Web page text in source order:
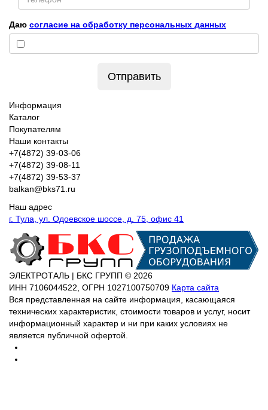
Даю согласие на обработку персональных данных
Отправить
Информация
Каталог
Покупателям
Наши контакты
+7(4872) 39-03-06
+7(4872) 39-08-11
+7(4872) 39-53-37
balkan@bks71.ru
Наш адрес
г. Тула, ул. Одоевское шоссе, д. 75, офис 41
ЭЛЕКТРОТАЛЬ | БКС ГРУПП © 2026
ИНН 7106044522, ОГРН 1027100750709 Карта сайта
Вся представленная на сайте информация, касающаяся
технических характеристик, стоимости товаров и услуг, носит
информационный характер и ни при каких условиях не
является публичной офертой.